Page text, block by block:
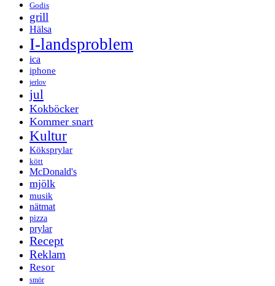
Godis
grill
Hälsa
I-landsproblem
ica
iphone
jerlov
jul
Kokböcker
Kommer snart
Kultur
Köksprylar
kött
McDonald's
mjölk
musik
nätmat
pizza
prylar
Recept
Reklam
Resor
smör